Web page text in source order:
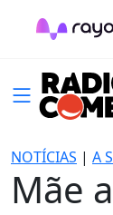
NOTÍCIAS | A
Mãe